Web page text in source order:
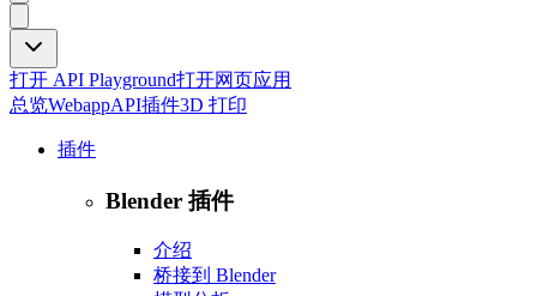
打开 API Playground打开网页应用
总览WebappAPI插件3D 打印
插件
Blender 插件
介绍
桥接到 Blender